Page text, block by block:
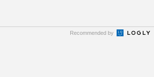
Recommended by